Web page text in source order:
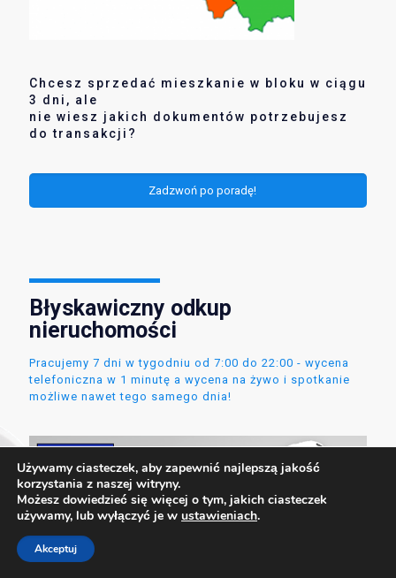
Chcesz sprzedać mieszkanie w bloku w ciągu
3 dni, ale
nie wiesz jakich dokumentów potrzebujesz
do transakcji?
Zadzwoń po poradę!
Błyskawiczny odkup
nieruchomości
Pracujemy 7 dni w tygodniu od 7:00 do 22:00 - wycena
telefoniczna w 1 minutę a wycena na żywo i spotkanie
możliwe nawet tego samego dnia!
Używamy ciasteczek, aby zapewnić najlepszą jakość
korzystania z naszej witryny.
Możesz dowiedzieć się więcej o tym, jakich ciasteczek
używamy, lub wyłączyć je w ustawieniach.
Akceptuj